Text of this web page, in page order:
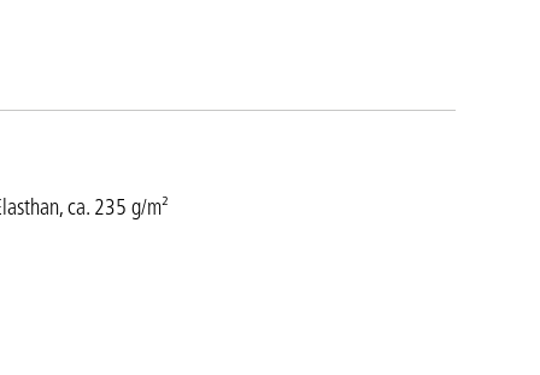
ca. 235 g/m²